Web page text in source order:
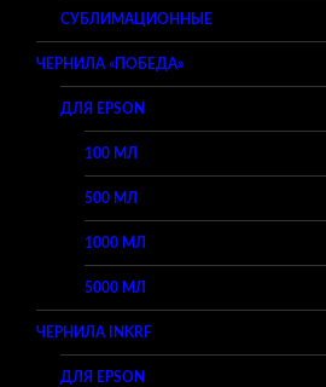
СУБЛИМАЦИОННЫЕ
ЧЕРНИЛА «ПОБЕДА»
ДЛЯ EPSON
100 МЛ
500 МЛ
1000 МЛ
5000 МЛ
ЧЕРНИЛА INKRF
ДЛЯ EPSON